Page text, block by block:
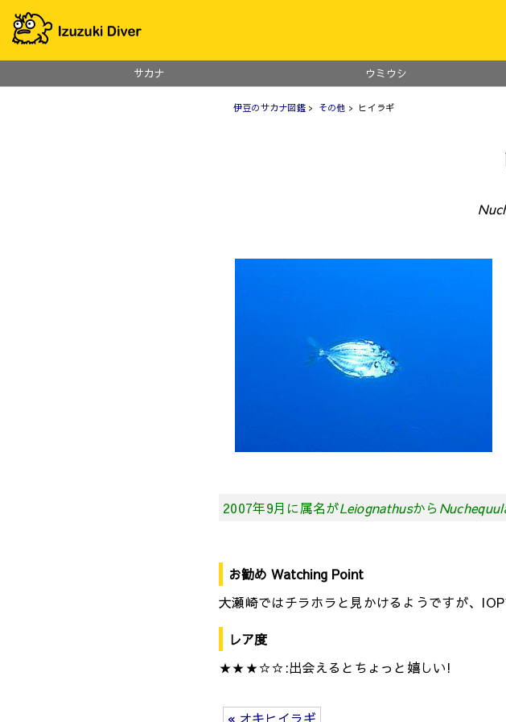
サカナ ウミウシ
伊豆のサカナ図鑑> その他 > ヒイラギ
2007年9月に属名がLeiognathusから
お勧め Watching Point
大瀬崎ではチラホラと見かけるようですが、IOP
レア度
★★★☆☆:出会えるとちょっと嬉しい!
« オキヒイラギ